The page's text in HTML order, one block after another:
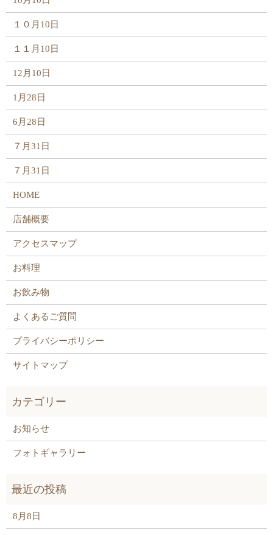
１０月10日
１１月10日
12月10日
1月28日
6月28日
７月31日
７月31日
HOME
店舗概要
アクセスマップ
お料理
お飲み物
よくあるご質問
プライバシーポリシー
サイトマップ
お知らせ
フォトギャラリー
8月8日